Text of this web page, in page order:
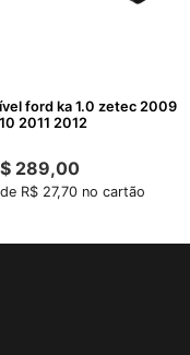
ford ka 1.0 zetec 2009
2011 2012
289,00
R$ 27,70 no cartão